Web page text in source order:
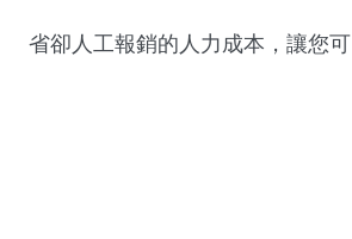
省卻人工報銷的人力成本，讓您